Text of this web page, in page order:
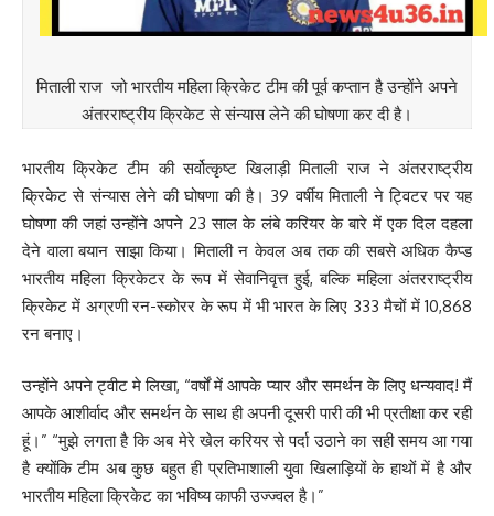
मिताली राज जो भारतीय महिला क्रिकेट टीम की पूर्व कप्तान है उन्होंने अपने
अंतरराष्ट्रीय क्रिकेट से संन्यास लेने की घोषणा कर दी है।
भारतीय क्रिकेट टीम की सर्वोत्कृष्ट खिलाड़ी मिताली राज ने अंतरराष्ट्रीय
क्रिकेट से संन्यास लेने की घोषणा की है। 39 वर्षीय मिताली ने ट्विटर पर यह
घोषणा की जहां उन्होंने अपने 23 साल के लंबे करियर के बारे में एक दिल दहला
देने वाला बयान साझा किया। मिताली न केवल अब तक की सबसे अधिक कैप्ड
भारतीय महिला क्रिकेटर के रूप में सेवानिवृत्त हुई, बल्कि महिला अंतरराष्ट्रीय
क्रिकेट में अग्रणी रन-स्कोरर के रूप में भी भारत के लिए 333 मैचों में 10,868
रन बनाए।
उन्होंने अपने ट्वीट मे लिखा, “वर्षों में आपके प्यार और समर्थन के लिए धन्यवाद! मैं
आपके आशीर्वाद और समर्थन के साथ ही अपनी दूसरी पारी की भी प्रतीक्षा कर रही
हूं।” “मुझे लगता है कि अब मेरे खेल करियर से पर्दा उठाने का सही समय आ गया
है क्योंकि टीम अब कुछ बहुत ही प्रतिभाशाली युवा खिलाड़ियों के हाथों में है और
भारतीय महिला क्रिकेट का भविष्य काफी उज्ज्वल है।”